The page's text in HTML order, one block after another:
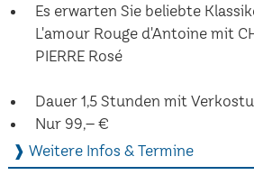
Es erwarten Sie beliebte
L'amour Rouge d'Antoine mit
PIERRE Rosé
Dauer 1,5 Stunden mit
Nur 99,– €
❱ Weitere Infos & Termine